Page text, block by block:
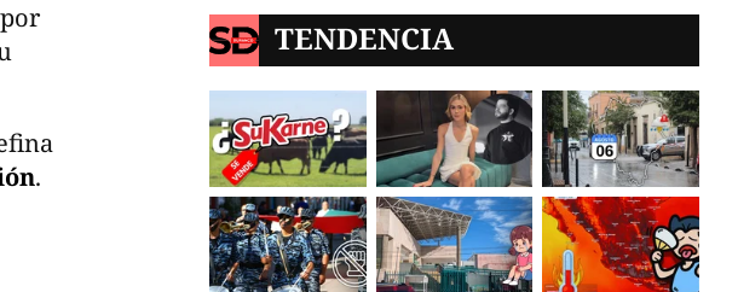
.
TENDENCIA